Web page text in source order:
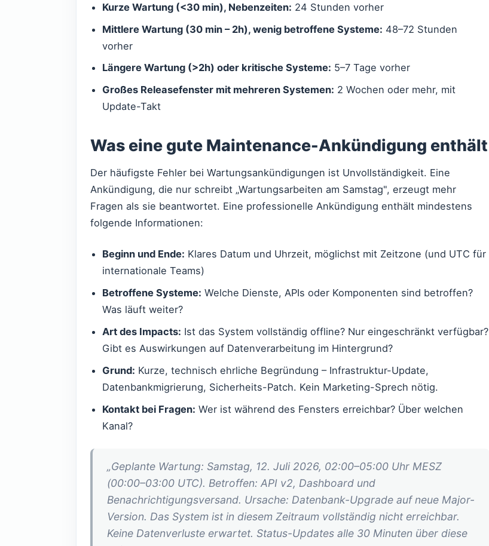
Kurze Wartung (<30 min), Nebenzeiten: 24 Stunden vorher
Mittlere Wartung (30 min – 2h), wenig betroffene Systeme: 48–72 Stunden
vorher
Längere Wartung (>2h) oder kritische Systeme: 5–7 Tage vorher
Großes Releasefenster mit mehreren Systemen: 2 Wochen oder mehr, mit
Update-Takt
Was eine gute Maintenance-Ankündigung enthält
Der häufigste Fehler bei Wartungsankündigungen ist Unvollständigkeit. Eine
Ankündigung, die nur schreibt „Wartungsarbeiten am Samstag", erzeugt mehr
Fragen als sie beantwortet. Eine professionelle Ankündigung enthält mindestens
folgende Informationen:
Beginn und Ende: Klares Datum und Uhrzeit, möglichst mit Zeitzone (und UTC für
internationale Teams)
Betroffene Systeme: Welche Dienste, APIs oder Komponenten sind betroffen?
Was läuft weiter?
Art des Impacts: Ist das System vollständig offline? Nur eingeschränkt verfügbar?
Gibt es Auswirkungen auf Datenverarbeitung im Hintergrund?
Grund: Kurze, technisch ehrliche Begründung – Infrastruktur-Update,
Datenbankmigrierung, Sicherheits-Patch. Kein Marketing-Sprech nötig.
Kontakt bei Fragen: Wer ist während des Fensters erreichbar? Über welchen
Kanal?
„Geplante Wartung: Samstag, 12. Juli 2026, 02:00–05:00 Uhr MESZ
(00:00–03:00 UTC). Betroffen: API v2, Dashboard und
Benachrichtigungsversand. Ursache: Datenbank-Upgrade auf neue Major-
Version. Das System ist in diesem Zeitraum vollständig nicht erreichbar.
Keine Datenverluste erwartet. Status-Updates alle 30 Minuten über diese